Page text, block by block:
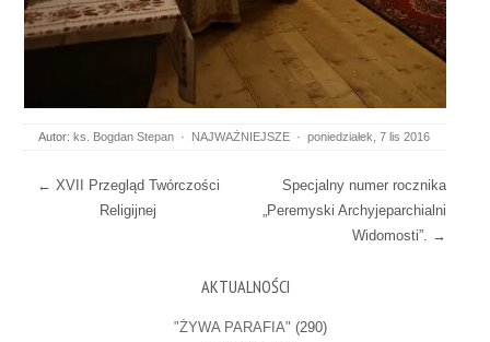
Autor: ks. Bogdan Stepan · NAJWAŻNIEJSZE · poniedziałek, 7 lis 2016
Post navigation
← XVII Przegląd Twórczości
Religijnej
Specjalny numer rocznika
„Peremyski Archyjeparchialni
Widomosti”.
→
AKTUALNOŚCI
"ŻYWA PARAFIA" (290)